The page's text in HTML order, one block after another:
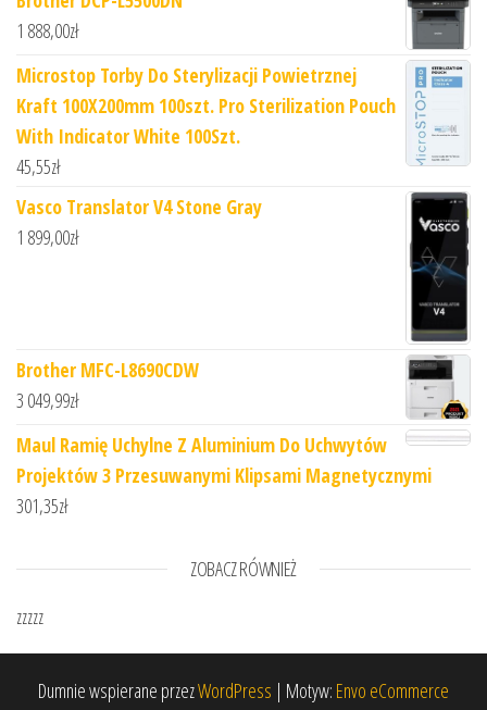
1 888,00zł
Microstop Torby Do Sterylizacji Powietrznej
Kraft 100X200mm 100szt. Pro Sterilization Pouch
With Indicator White 100Szt.
45,55zł
Vasco Translator V4 Stone Gray
1 899,00zł
Brother MFC-L8690CDW
3 049,99zł
Maul Ramię Uchylne Z Aluminium Do Uchwytów
Projektów 3 Przesuwanymi Klipsami Magnetycznymi
301,35zł
ZOBACZ RÓWNIEŻ
zzzzz
Dumnie wspierane przezWordPress | Motyw: Envo eCommerce